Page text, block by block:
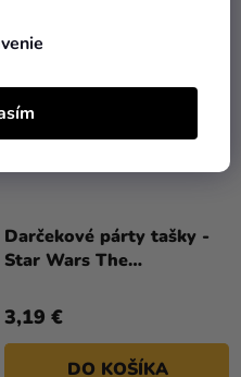
Darčekové párty tašky -
Star Wars The
3,19 €
DO KOŠÍKA